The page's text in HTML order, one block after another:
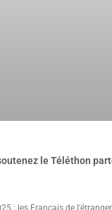
le Téléthon
: les Français de